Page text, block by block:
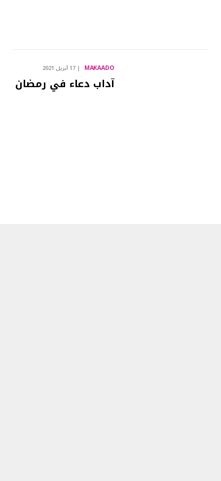
MAKAADO 17 أبريل 2021
آداب دعاء في رمضان